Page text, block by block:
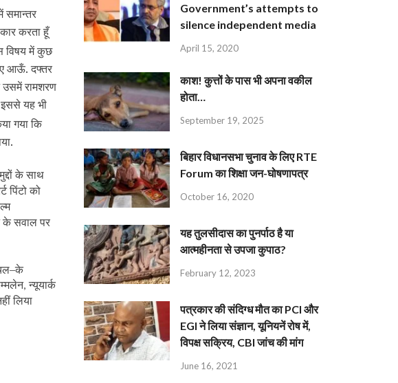
समान्तर
करता हूँ
विषय में कुछ
आऊँ. दफ्तर
रामशरण
यह भी
गया कि
के साथ
पिंटो को
के सवाल पर
,न्यूयार्क
लिया
Government’s attempts to
silence independent media
April 15, 2020
काश! कुत्तों के पास भी अपना वकील
होता…
September 19, 2025
बिहार विधानसभा चुनाव के लिए RTE
Forum का शिक्षा जन-घोषणापत्र
October 16, 2020
यह तुलसीदास का पुनर्पाठ है या
आत्महीनता से उपजा कुपाठ?
February 12, 2023
पत्रकार की संदिग्ध मौत का PCI और
EGI ने लिया संज्ञान, यूनियनें रोष में,
विपक्ष सक्रिय, CBI जांच की मांग
June 16, 2021